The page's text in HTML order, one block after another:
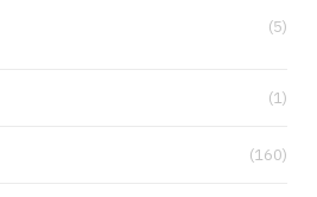
(5)
(1)
(160)